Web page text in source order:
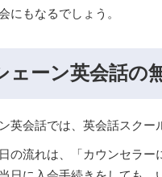
にもなるでしょう。
ェーン英会話の
英会話では、英会話スクー
の流れは、「カウンセラ